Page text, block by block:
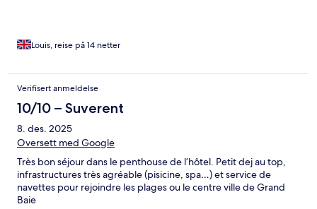
Louis, reise på 14 netter
Verifisert anmeldelse
10/10 – Suverent
8. des. 2025
Oversett med Google
Très bon séjour dans le penthouse de l’hôtel. Petit dej au top,
infrastructures très agréable (pisicine, spa…) et service de
navettes pour rejoindre les plages ou le centre ville de Grand
Baie